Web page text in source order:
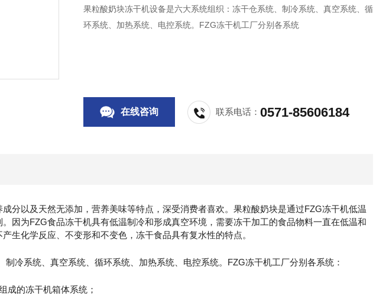
果粒酸奶块冻干机设备是六大系统组织：冻干仓系统、制冷系统、真空系统、循
环系统、加热系统、电控系统。FZG冻干机工厂分别各系统
在线咨询 联系电话：0571-85606184
分以及天然无添加，营养美味等特点，深受消费者喜欢。果粒酸奶块是通过FZG冻干机低温
因为FZG食品冻干机具有低温制冷和形成真空环境，需要冻干加工的食品物料一直在低温和
生化学反应、不变形和不变色，冻干食品具有复水性的特点。
制冷系统、真空系统、循环系统、加热系统、电控系统。FZG冻干机工厂分别各系统：
成的冻干机箱体系统；